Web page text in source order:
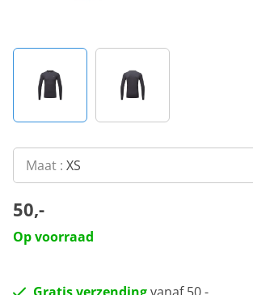
Maat : XS
50,-
Op voorraad